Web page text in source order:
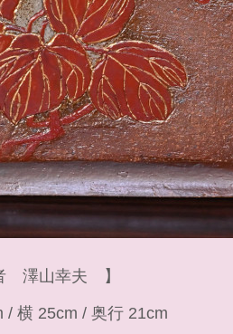
澤山幸夫 】
横 25cm / 奥行 21cm